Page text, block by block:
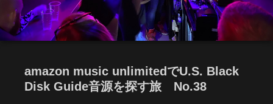
amazon music unlimitedでU.S. Black
Disk Guide音源を探す旅 No.38